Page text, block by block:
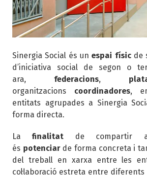
Sinergia Social és unespai físicde
d’iniciativa social de segon o
ara, federacions,
organitzacions coordinadores,
entitats agrupades a Sinergia
forma directa.
Lafinalitat de compartir
és potenciar de forma concreta i
del treball en xarxa entre les
col·laboració estreta entre